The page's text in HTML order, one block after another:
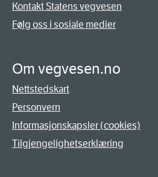
Kontakt Statens vegvesen
Følg oss i sosiale medier
Om vegvesen.no
Nettstedskart
Personvern
Informasjonskapsler (cookies)
Tilgjengelighetserklæring